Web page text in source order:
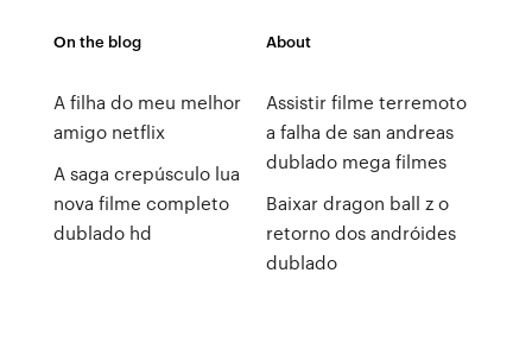
On the blog
A filha do meu melhor
amigo netflix
A saga crepúsculo lua
nova filme completo
dublado hd
About
Assistir filme terremoto
a falha de san andreas
dublado mega filmes
Baixar dragon ball z o
retorno dos andróides
dublado